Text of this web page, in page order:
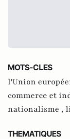
MOTS-CLES
l'Union
commerce et
nationalisme ,
THEMATIQUES